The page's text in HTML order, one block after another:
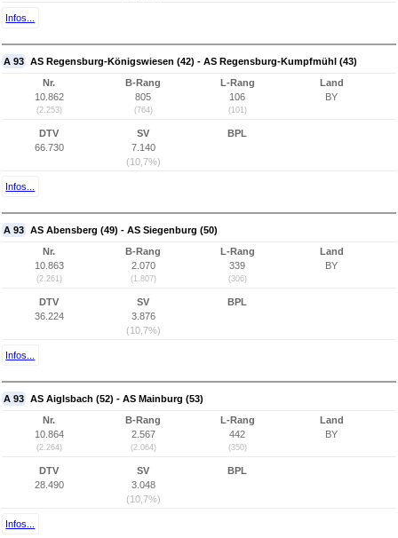
Infos...
A 93 AS Regensburg-Königswiesen (42) - AS Regensburg-Kumpfmühl (43)
Nr.
10.862
(2.253)
B-Rang
805
(764)
L-Rang
106
(101)
Land
BY
DTV
66.730
SV
7.140
(10,7%)
BPL
Infos...
A 93 AS Abensberg (49) - AS Siegenburg (50)
Nr.
10.863
(2.261)
B-Rang
2.070
(1.807)
L-Rang
339
(306)
Land
BY
DTV
36.224
SV
3.876
(10,7%)
BPL
Infos...
A 93 AS Aiglsbach (52) - AS Mainburg (53)
Nr.
10.864
(2.264)
B-Rang
2.567
(2.064)
L-Rang
442
(350)
Land
BY
DTV
28.490
SV
3.048
(10,7%)
BPL
Infos...